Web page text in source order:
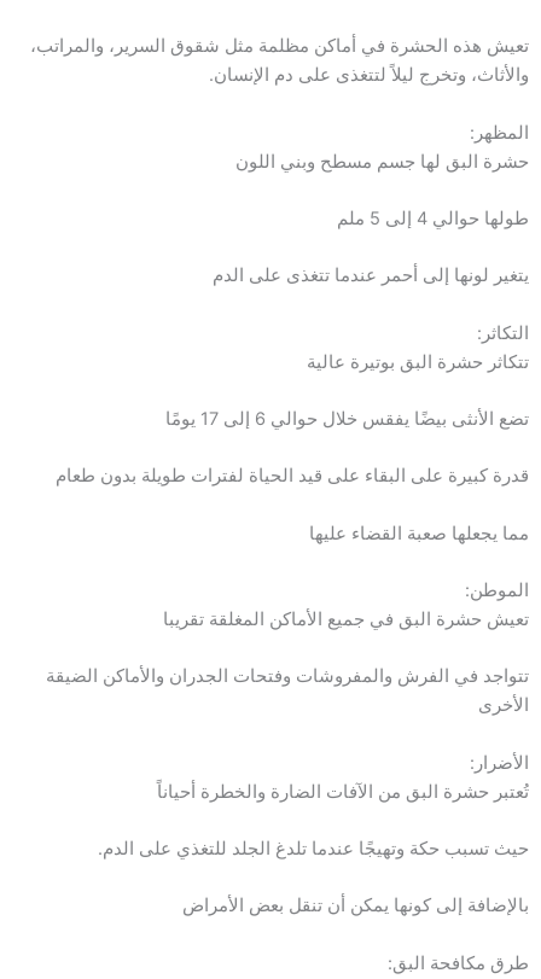
تعيش هذه الحشرة في أماكن مظلمة مثل شقوق السرير، والمراتب،
والأثاث، وتخرج ليلاً لتتغذى على دم الإنسان.
المظهر:
حشرة البق لها جسم مسطح وبني اللون
طولها حوالي 4 إلى 5 ملم
يتغير لونها إلى أحمر عندما تتغذى على الدم
التكاثر:
تتكاثر حشرة البق بوتيرة عالية
تضع الأنثى بيضًا يفقس خلال حوالي 6 إلى 17 يومًا
قدرة كبيرة على البقاء على قيد الحياة لفترات طويلة بدون طعام
مما يجعلها صعبة القضاء عليها
الموطن:
تعيش حشرة البق في جميع الأماكن المغلقة تقريبا
تتواجد في الفرش والمفروشات وفتحات الجدران والأماكن الضيقة
الأخرى
الأضرار:
تُعتبر حشرة البق من الآفات الضارة والخطرة أحياناً
حيث تسبب حكة وتهيجًا عندما تلدغ الجلد للتغذي على الدم.
بالإضافة إلى كونها يمكن أن تنقل بعض الأمراض
طرق مكافحة البق: